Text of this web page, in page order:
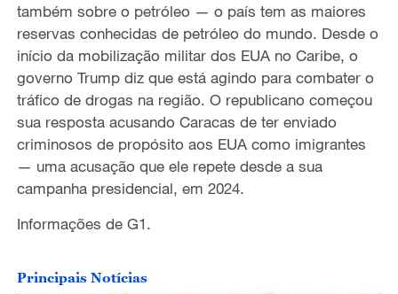
também sobre o petróleo — o país tem as maiores
reservas conhecidas de petróleo do mundo. Desde o
início da mobilização militar dos EUA no Caribe, o
governo Trump diz que está agindo para combater o
tráfico de drogas na região. O republicano começou
sua resposta acusando Caracas de ter enviado
criminosos de propósito aos EUA como imigrantes
— uma acusação que ele repete desde a sua
campanha presidencial, em 2024.
Informações de G1.
Principais Notícias